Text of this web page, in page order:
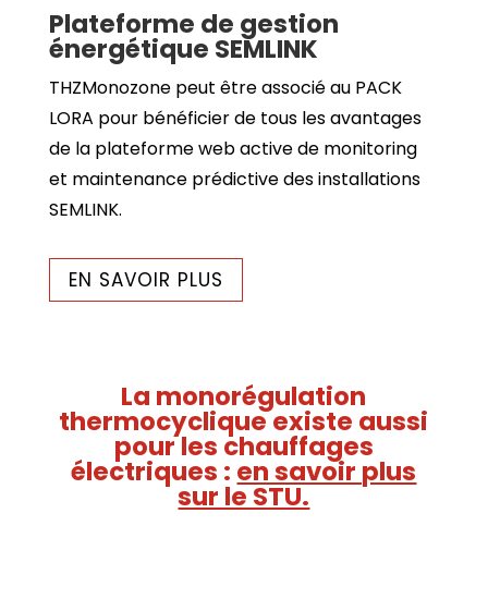
Plateforme de gestion
énergétique SEMLINK
THZMonozone peut être associé au PACK
LORA pour bénéficier de tous les avantages
de la plateforme web active de monitoring
et maintenance prédictive des installations
SEMLINK.
EN SAVOIR PLUS
La monorégulation
thermocyclique existe aussi
pour les chauffages
électriques : en savoir plus
sur le STU.